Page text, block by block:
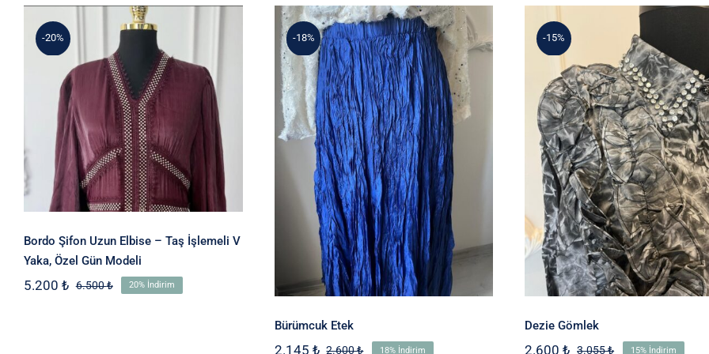
3.640 ₺.
1.950 ₺.
-20%
Bordo Şifon Uzun Elbise –
Taş İşlemeli V Yaka, Özel
Gün Modeli
Bordo Şifon Uzun Elbise – Taş İşlemeli V
Yaka, Özel Gün Modeli
6.500₺Orijinal
5.200 ₺
Şu 20% İndirim
-18%
Bürümcuk Etek
Bürümcuk Etek
2.600₺
2.145 ₺ 18% İndirim
-15%
Dezie Gömlek
Dezie Gömlek
3.055₺
2.600₺ 15% İndirim